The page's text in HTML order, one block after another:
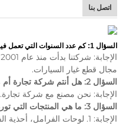
اتصل بنا
السؤال 1: كم عدد السنوات التي تعمل فيها شركتك في مجال قطع الغيار السيارات؟
مجال قطع غيار السيارات.
السؤال 2: هل أنتم شركة تجارة أم مصنع؟
الإجابة: نحن مصنع مع شركة تجارة.
السؤال 3: ما هي المنتجات التي توردها شركتك
الإجابة: 1. لوحات الفرامل، أحذية الفرامل، مجموعات لوحات الفرامل